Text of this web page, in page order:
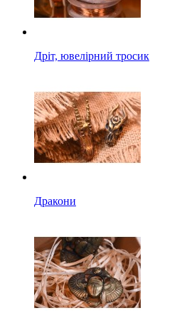
Дріт, ювелірний тросик
Дракони